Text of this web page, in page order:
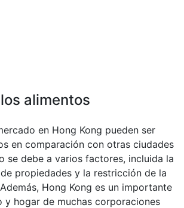
alimentos
en Hong Kong pueden ser
en comparación con otras ciudades
se debe a varios factores, incluida la
propiedades y la restricción de la
Hong Kong es un importante
y hogar de muchas corporaciones